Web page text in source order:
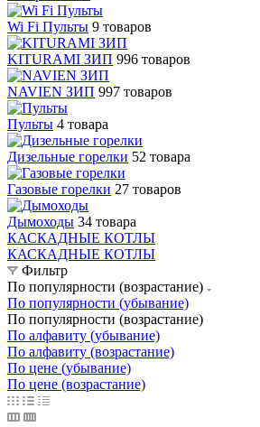
Wi Fi Пульты 9 товаров
KITURAMI ЗИП 996 товаров
NAVIEN ЗИП 997 товаров
Пульты 4 товара
Дизельные горелки 52 товара
Газовые горелки 27 товаров
Дымоходы 34 товара
КАСКАДНЫЕ КОТЛЫ
КАСКАДНЫЕ КОТЛЫ
Фильтр
По популярности (возрастание)
По популярности (убывание)
По популярности (возрастание)
По алфавиту (убывание)
По алфавиту (возрастание)
По цене (убывание)
По цене (возрастание)